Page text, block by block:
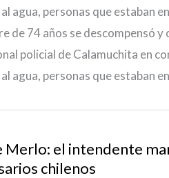
agua, personas que estaban
de 74 años se descompensó
policial de Calamuchita en
agua, personas que estaban
Merlo: el intendente
chilenos